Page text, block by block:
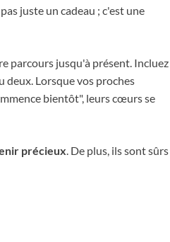
juste un cadeau ; c'est une
parcours jusqu'à présent. Incluez
deux. Lorsque vos proches
bientôt", leurs cœurs se
précieux. De plus, ils sont sûrs